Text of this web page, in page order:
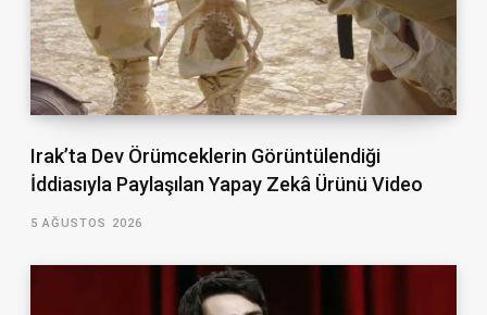
Irak’ta Dev Örümceklerin Görüntülendiği
İddiasıyla Paylaşılan Yapay Zekâ Ürünü Video
5 AĞUSTOS 2026